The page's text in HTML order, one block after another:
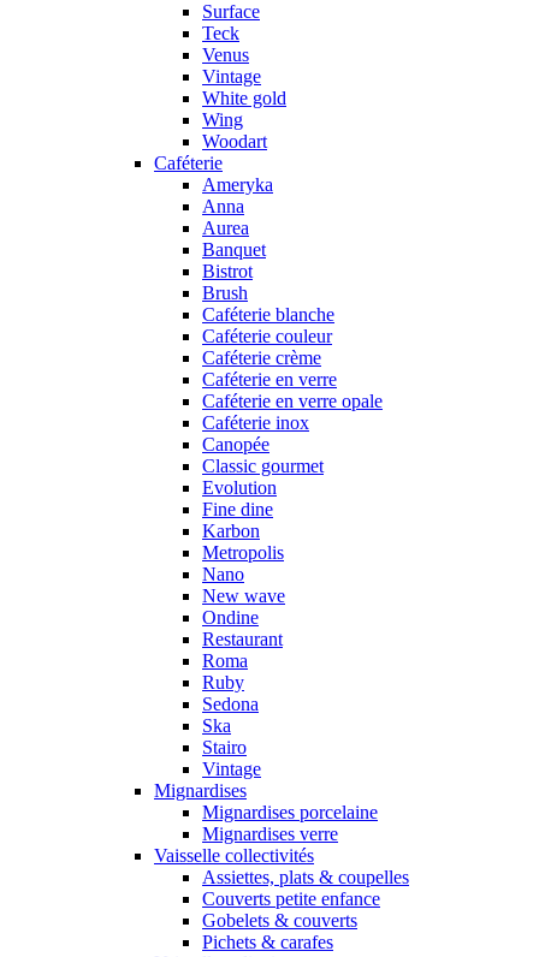
Surface
Teck
Venus
Vintage
White gold
Wing
Woodart
Caféterie
Ameryka
Anna
Aurea
Banquet
Bistrot
Brush
Caféterie blanche
Caféterie couleur
Caféterie crème
Caféterie en verre
Caféterie en verre opale
Caféterie inox
Canopée
Classic gourmet
Evolution
Fine dine
Karbon
Metropolis
Nano
New wave
Ondine
Restaurant
Roma
Ruby
Sedona
Ska
Stairo
Vintage
Mignardises
Mignardises porcelaine
Mignardises verre
Vaisselle collectivités
Assiettes, plats & coupelles
Couverts petite enfance
Gobelets & couverts
Pichets & carafes